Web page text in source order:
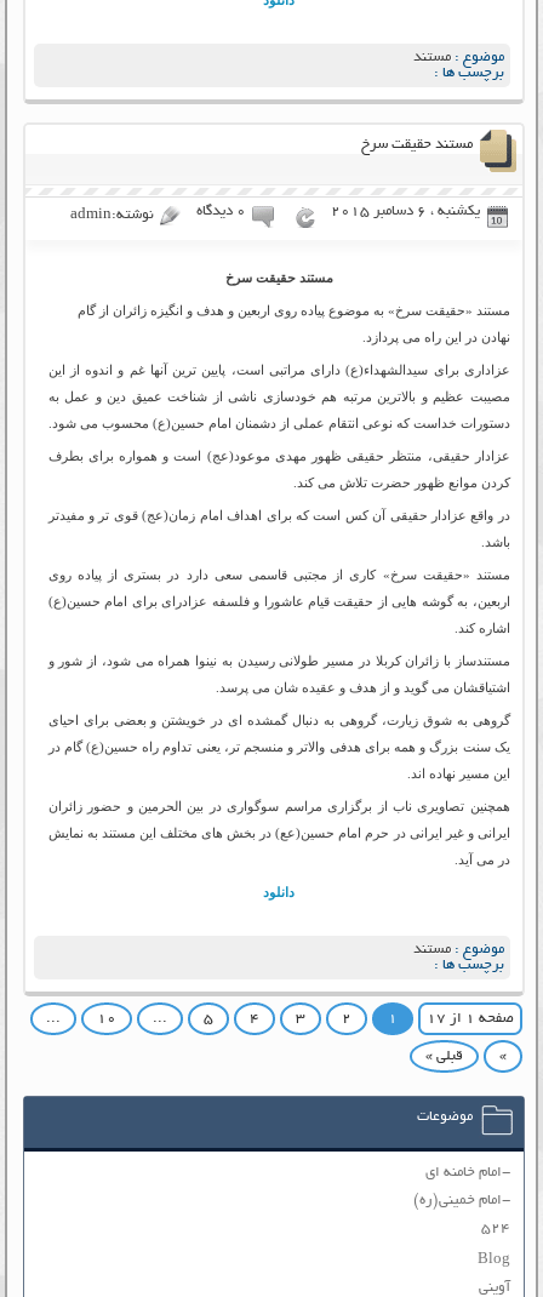
موضوع :مستند
برچسب ها :
مستند حقیقت سرخ
یکشنبه ، 6 دسامبر 2015 ۰ دیدگاه نوشته:admin
مستند حقیقت سرخ
مستند «حقیقت سرخ» به موضوع پیاده روی اربعین و هدف و انگیزه زائران از گام
نهادن در این راه می پردازد.
عزاداری برای سیدالشهداء(ع) دارای مراتبی است، پایین ترین آنها غم و اندوه از این
مصیبت عظیم و بالاترین مرتبه هم خودسازی ناشی از شناخت عمیق دین و عمل به
دستورات خداست که نوعی انتقام عملی از دشمنان امام حسین(ع) محسوب می شود.
عزادار حقیقی، منتظر حقیقی ظهور مهدی موعود(عج) است و همواره برای بطرف
کردن موانع ظهور حضرت تلاش می کند.
در واقع عزادار حقیقی آن کس است که برای اهداف امام زمان(عج) قوی تر و مفیدتر
باشد.
مستند «حقیقت سرخ» کاری از مجتبی قاسمی سعی دارد در بستری از پیاده روی
اربعین، به گوشه هایی از حقیقت قیام عاشورا و فلسفه عزادرای برای امام حسین(ع)
اشاره کند.
مستندساز با زائران کربلا در مسیر طولانی رسیدن به نینوا همراه می شود، از شور و
اشتیاقشان می گوید و از هدف و عقیده شان می پرسد.
گروهی به شوق زیارت، گروهی به دنبال گمشده ای در خویشتن و بعضی برای احیای
یک سنت بزرگ و همه برای هدفی والاتر و منسجم تر، یعنی تداوم راه حسین(ع) گام در
این مسیر نهاده اند.
همچنین تصاویری ناب از برگزاری مراسم سوگواری در بین الحرمین و حضور زائران
ایرانی و غیر ایرانی در حرم امام حسین(عع) در بخش های مختلف این مستند به نمایش
در می آید.
دانلود
موضوع :مستند
برچسب ها :
صفحه ۱ از ۱۷ ۱ ۲ ۳ ۴ ۵ ... ۱۰ ...
» قبلی »
موضوعات
-امام خامنه ای
-امام خمینی(ره)
۵۲۴
Blog
آوینی